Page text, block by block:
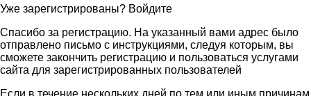
Уже зарегистрированы? Войдите
Спасибо за регистрацию. На указанный вами адрес было
отправлено письмо с инструкциями, следуя которым, вы
сможете закончить регистрацию и пользоваться услугами
сайта для зарегистрированных пользователей
Если в течение нескольких дней по тем или иным причинам